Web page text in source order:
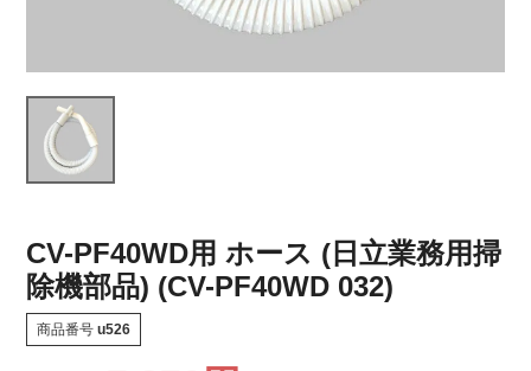
CV-PF40WD用 ホース (日立業務用掃
除機部品) (CV-PF40WD 032)
商品番号 u526